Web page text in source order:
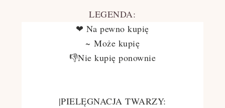
LEGENDA:
❤ Na pewno kupię
~ Może kupię
👎Nie kupię ponownie
|PIELĘGNACJA TWARZY: